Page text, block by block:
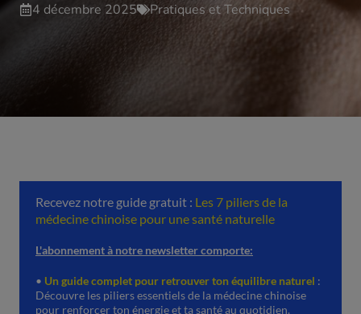
4 décembre 2025 Pratiques et Techniques